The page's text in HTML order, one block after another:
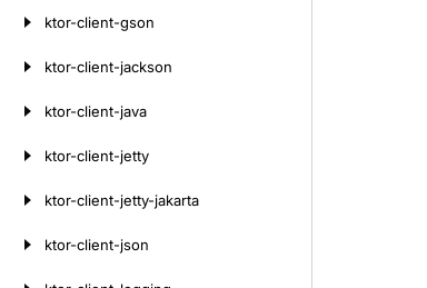
ktor-client-gson
ktor-client-jackson
ktor-client-java
ktor-client-jetty
ktor-client-jetty-jakarta
ktor-client-json